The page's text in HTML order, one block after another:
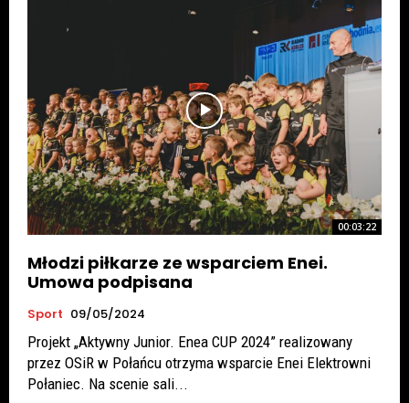
00:03:22
Młodzi piłkarze ze wsparciem Enei.
Umowa podpisana
Sport 09/05/2024
Projekt „Aktywny Junior. Enea CUP 2024” realizowany
przez OSiR w Połańcu otrzyma wsparcie Enei Elektrowni
Połaniec. Na scenie sali...